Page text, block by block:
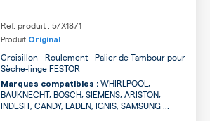
Ref. produit : 57X1871
Produit Original
Croisillon - Roulement - Palier de Tambour pour
Sèche-linge FESTOR
Marques compatibles : WHIRLPOOL,
BAUKNECHT, BOSCH, SIEMENS, ARISTON,
INDESIT, CANDY, LADEN, IGNIS, SAMSUNG ...